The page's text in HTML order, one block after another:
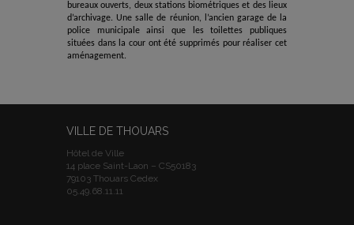
bureaux ouverts, deux stations biométriques et des lieux
d’archivage. Une salle de réunion, l’ancien garage de la
police municipale ainsi que les toilettes publiques
situées dans la cour ont été supprimés pour réaliser cet
aménagement.
VILLE DE THOUARS
Hôtel de Ville
14 place Saint-Laon – CS50183
79103 Thouars Cedex
05.49.68.11.11